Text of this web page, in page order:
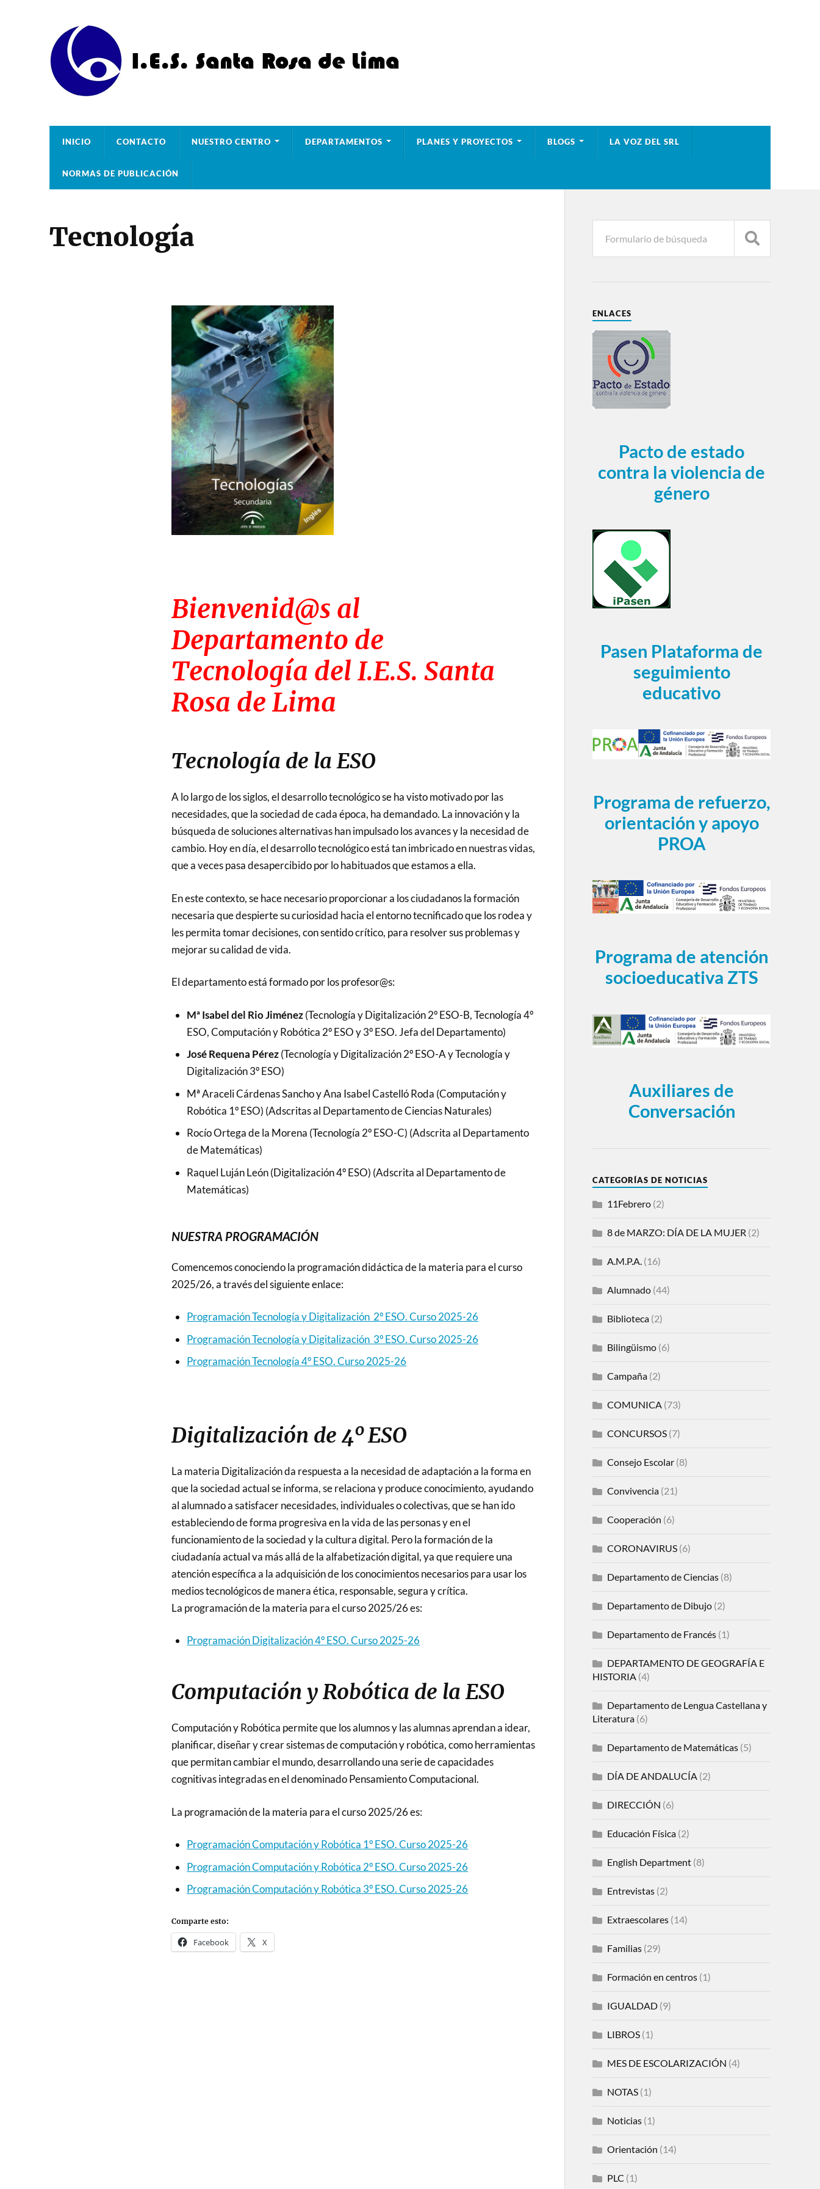
INICIO CONTACTO NUESTRO CENTRO DEPARTAMENTOS PLANES Y PROYECTOS BLOGS LA VOZ DEL SRL
NORMAS DE PUBLICACIÓN
Tecnología
Bienvenid@s al
Departamento de
Tecnología del I.E.S. Santa
Rosa de Lima
Tecnología de la ESO
A lo largo de los siglos, el desarrollo tecnológico se ha visto motivado por las
necesidades, que la sociedad de cada época, ha demandado. La innovación y la
búsqueda de soluciones alternativas han impulsado los avances y la necesidad de
cambio. Hoy en día, el desarrollo tecnológico está tan imbricado en nuestras vidas,
que a veces pasa desapercibido por lo habituados que estamos a ella.
En este contexto, se hace necesario proporcionar a los ciudadanos la formación
necesaria que despierte su curiosidad hacia el entorno tecnificado que los rodea y
les permita tomar decisiones, con sentido crítico, para resolver sus problemas y
mejorar su calidad de vida.
El departamento está formado por los profesor@s:
Mª Isabel del Rio Jiménez(Tecnología y Digitalización 2º ESO-B, Tecnología 4º
ESO, Computación y Robótica 2º ESO y 3º ESO. Jefa del Departamento)
José Requena Pérez(Tecnología y Digitalización 2º ESO-A y Tecnología y
Digitalización 3º ESO)
Mª Araceli Cárdenas Sancho y Ana Isabel Castelló Roda (Computación y
Robótica 1º ESO) (Adscritas al Departamento de Ciencias Naturales)
Rocío Ortega de la Morena (Tecnología 2º ESO-C) (Adscrita al Departamento
de Matemáticas)
Raquel Luján León (Digitalización 4º ESO) (Adscrita al Departamento de
Matemáticas)
NUESTRA PROGRAMACIÓN
Comencemos conociendo la programación didáctica de la materia para el curso
2025/26, a través del siguiente enlace:
Programación Tecnología y Digitalización 2º ESO. Curso 2025-26
Programación Tecnología y Digitalización 3º ESO. Curso 2025-26
Programación Tecnología 4º ESO. Curso 2025-26
Digitalización de 4º ESO
La materia Digitalización da respuesta a la necesidad de adaptación a la forma en
que la sociedad actual se informa, se relaciona y produce conocimiento, ayudando
al alumnado a satisfacer necesidades, individuales o colectivas, que se han ido
estableciendo de forma progresiva en la vida de las personas y en el
funcionamiento de la sociedad y la cultura digital. Pero la formación de la
ciudadanía actual va más allá de la alfabetización digital, ya que requiere una
atención específica a la adquisición de los conocimientos necesarios para usar los
medios tecnológicos de manera ética, responsable, segura y crítica.
La programación de la materia para el curso 2025/26 es:
Programación Digitalización 4º ESO. Curso 2025-26
Computación y Robótica de la ESO
Computación y Robótica permite que los alumnos y las alumnas aprendan a idear,
planificar, diseñar y crear sistemas de computación y robótica, como herramientas
que permitan cambiar el mundo, desarrollando una serie de capacidades
cognitivas integradas en el denominado Pensamiento Computacional.
La programación de la materia para el curso 2025/26 es:
Programación Computación y Robótica 1º ESO. Curso 2025-26
Programación Computación y Robótica 2º ESO. Curso 2025-26
Programación Computación y Robótica 3º ESO. Curso 2025-26
Comparte esto:
Facebook X
ENLACES
Pacto de estado
contra la violencia de
género
Pasen Plataforma de
seguimiento
educativo
Programa de refuerzo,
orientación y apoyo
PROA
Programa de atención
socioeducativa ZTS
Auxiliares de
Conversación
CATEGORÍAS DE NOTICIAS
11Febrero(2)
8 de MARZO: DÍA DE LA MUJER (2)
A.M.P.A. (16)
Alumnado(44)
Biblioteca(2)
Bilingüismo(6)
Campaña(2)
COMUNICA (73)
CONCURSOS(7)
Consejo Escolar(8)
Convivencia(21)
Cooperación (6)
CORONAVIRUS(6)
Departamento de Ciencias(8)
Departamento de Dibujo(2)
Departamento de Francés(1)
DEPARTAMENTO DE GEOGRAFÍA E
HISTORIA (4)
Departamento de Lengua Castellana y
Literatura(6)
Departamento de Matemáticas(5)
DÍA DE ANDALUCÍA (2)
DIRECCIÓN (6)
Educación Física(2)
English Department(8)
Entrevistas(2)
Extraescolares(14)
Familias(29)
Formación en centros(1)
IGUALDAD(9)
LIBROS(1)
MES DE ESCOLARIZACIÓN (4)
NOTAS(1)
Noticias(1)
Orientación (14)
PLC (1)